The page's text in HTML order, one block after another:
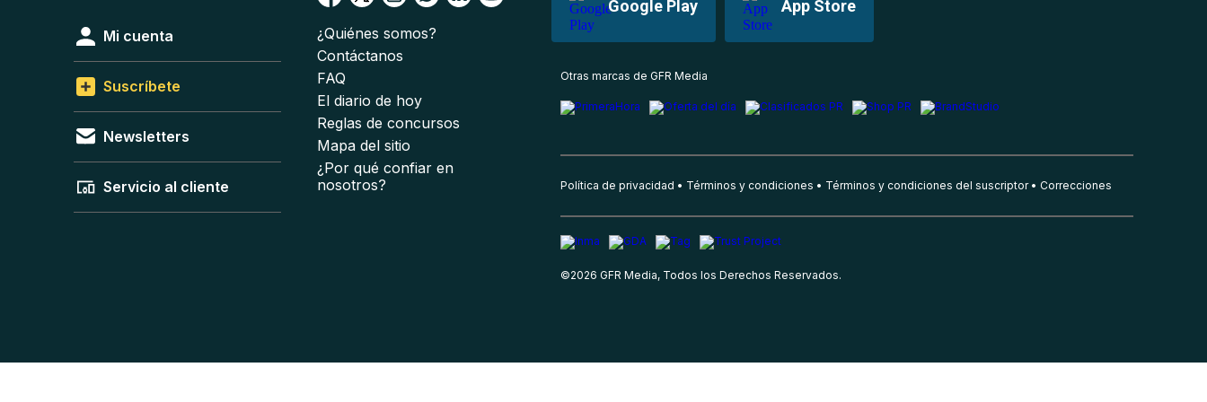
Google Play App Store
Mi cuenta
Suscríbete
Newsletters
Servicio al cliente
¿Quiénes somos?
Contáctanos
FAQ
El diario de hoy
Reglas de concursos
Mapa del sitio
¿Por qué confiar en
nosotros?
Otras marcas de GFR Media
Política de privacidad Términos y condiciones Términos y condiciones del suscriptor Correcciones
©2026 GFR Media, Todos los Derechos Reservados.